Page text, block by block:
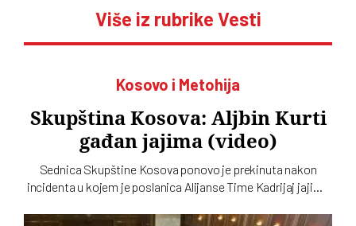
Više iz rubrike Vesti
Kosovo i Metohija
Skupština Kosova: Aljbin Kurti
gađan jajima (video)
Sednica Skupštine Kosova ponovo je prekinuta nakon
incidenta u kojem je poslanica Alijanse Time Kadrijaj jajima